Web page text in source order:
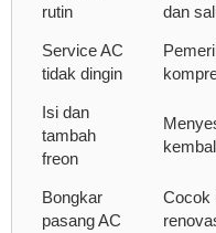
rutin
dan
Service AC
tidak dingin
Isi dan
tambah
freon
Bongkar
pasang AC
Cocok